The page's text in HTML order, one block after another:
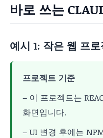
바로 쓰는
예시 1: 작은 웹 프
프로젝트 기준
– 이 프로젝트는
화면입니다.
– UI 변경 후에는